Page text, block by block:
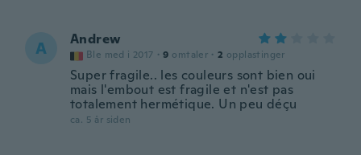
A Andrew
Ble med i 2017 · 9 omtaler · 2 opplastinger
Super fragile.. les couleurs sont bien oui
mais l'embout est fragile et n'est pas
totalement hermétique. Un peu déçu
ca. 5 år siden